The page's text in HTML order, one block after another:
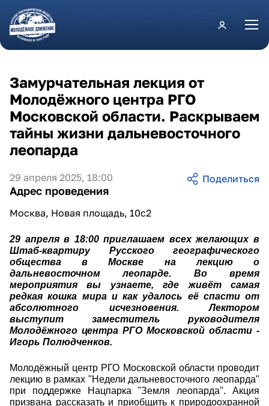
Перейти к основному содержанию
29 апреля 2025, 18:00
Адрес проведения
Москва, Новая площадь, 10с2
Замурчательная лекция от
Молодёжного центра РГО
Московской области. Раскрываем
тайны жизни дальневосточного
леопарда
29 апреля в 18:00 приглашаем всех желающих в
Штаб-квартиру Русского географического
общества в Москве на лекцию о
дальневосточном леопарде. Во время
мероприятия вы узнаете, где живёт самая
редкая кошка мира и как удалось её спасти от
абсолютного исчезновения. Лектором
выступит заместитель руководителя
Молодёжного центра РГО Московской области -
Игорь Полюдченков.
Молодёжный центр РГО Московской области проводит
лекцию в рамках "Недели дальневосточного леопарда"
при поддержке Нацпарка "Земля леопарда". Акция
призвана рассказать и приобщить к природоохранной